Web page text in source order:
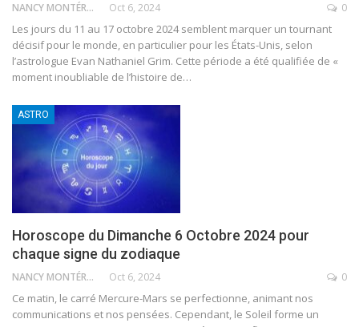
NANCY MONTÉRO Oct 6, 2024 0
Les jours du 11 au 17 octobre 2024 semblent marquer un tournant
décisif pour le monde, en particulier pour les États-Unis, selon
l’astrologue Evan Nathaniel Grim. Cette période a été qualifiée de «
moment inoubliable de l’histoire de…
ASTRO
Horoscope du Dimanche 6 Octobre 2024 pour
chaque signe du zodiaque
NANCY MONTÉRO Oct 6, 2024 0
Ce matin, le carré Mercure-Mars se perfectionne, animant nos
communications et nos pensées. Cependant, le Soleil forme un